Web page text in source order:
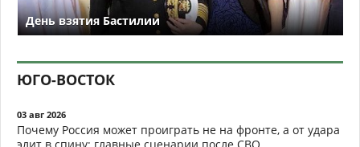
День взятия Бастилии
ЮГО-ВОСТОК
03 авг 2026
Почему Россия может проиграть не на фронте, а от удара
элит в спину: главные сценарии после СВО